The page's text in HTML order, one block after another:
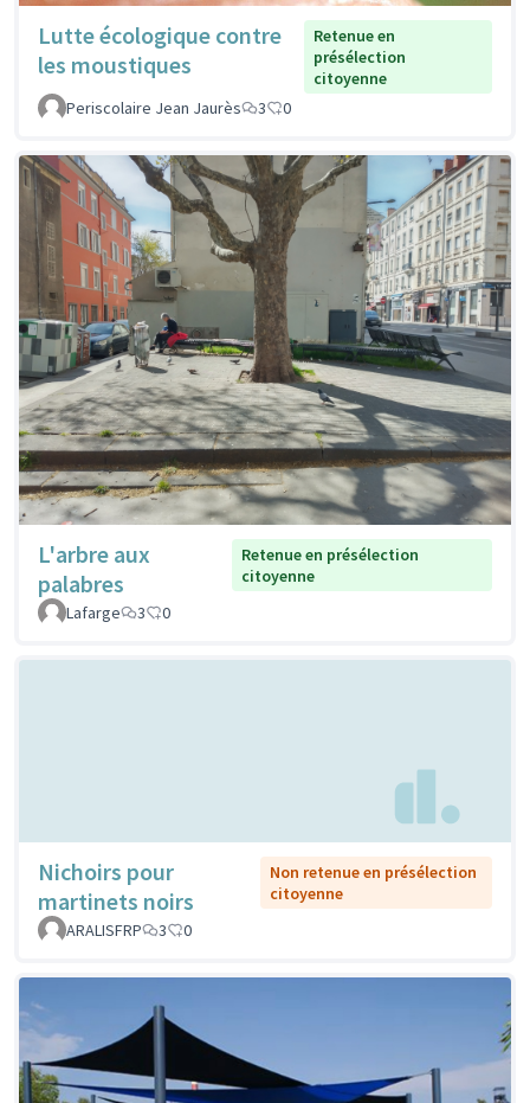
Lutte écologique contre
les moustiques
Retenue en
présélection
citoyenne
Periscolaire Jean Jaurès
3 0
L'arbre aux
palabres
Retenue en présélection
citoyenne
Lafarge
3 0
Nichoirs pour
martinets noirs
Non retenue en présélection
citoyenne
ARALISFRP
3 0